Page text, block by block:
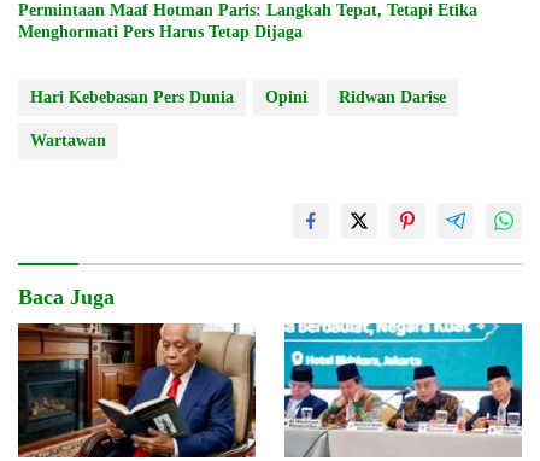
Permintaan Maaf Hotman Paris: Langkah Tepat, Tetapi Etika
Menghormati Pers Harus Tetap Dijaga
Hari Kebebasan Pers Dunia Opini Ridwan Darise
Wartawan
Baca Juga